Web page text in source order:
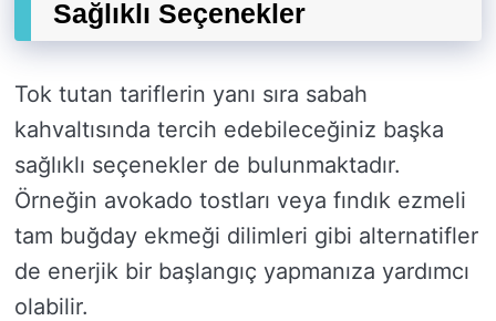
Sağlıklı Seçenekler
Tok tutan tariflerin yanı sıra sabah
kahvaltısında tercih edebileceğiniz başka
sağlıklı seçenekler de bulunmaktadır.
Örneğin avokado tostları veya fındık ezmeli
tam buğday ekmeği dilimleri gibi alternatifler
de enerjik bir başlangıç yapmanıza yardımcı
olabilir.